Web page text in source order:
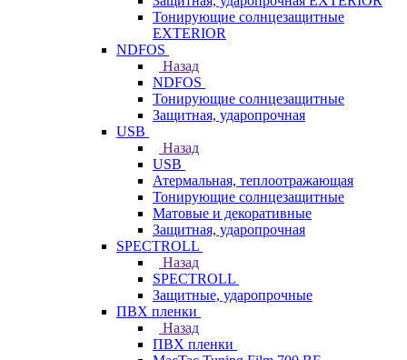
Тонирующие солнцезащитные
EXTERIOR
NDFOS
Назад
NDFOS
Тонирующие солнцезащитные
Защитная, ударопрочная
USB
Назад
USB
Атермальная, теплоотражающая
Тонирующие солнцезащитные
Матовые и декоративные
Защитная, ударопрочная
SPECTROLL
Назад
SPECTROLL
Защитные, ударопрочные
ПВХ пленки
Назад
ПВХ пленки